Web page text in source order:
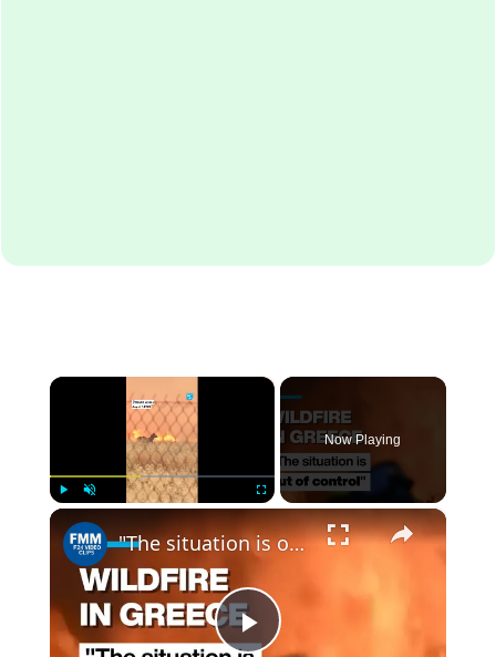
×
Now Playing
×
"The situation is out of control": Greek firefighters battle wildfire for fourth day